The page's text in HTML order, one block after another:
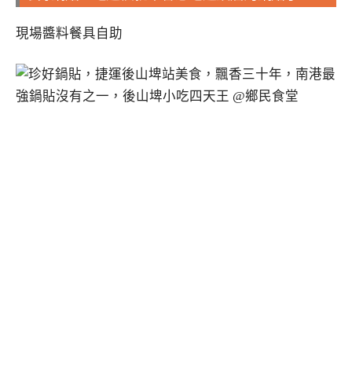
現場醬料餐具自助